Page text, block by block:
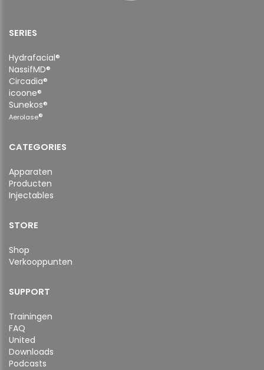
SERIES
Hydrafacial®
NassifMD®
Circadia®
icoone®
Sunekos®
Aerolase®
CATEGORIES
Apparaten
Producten
Injectables
STORE
Shop
Verkooppunten
SUPPORT
Trainingen
FAQ
United
Downloads
Podcasts